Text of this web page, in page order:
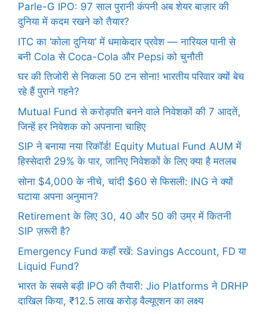
Parle-G IPO: 97 साल पुरानी कंपनी अब शेयर बाज़ार की
दुनिया में कदम रखने को तैयार?
ITC का ‘कोला दुनिया’ में धमाकेदार प्रवेश — नारियल पानी से
बनी Cola से Coca-Cola और Pepsi को चुनौती
घर की तिजोरी से निकला 50 टन सोना! भारतीय परिवार क्यों बेच
रहे हैं पुराने गहने?
Mutual Fund से करोड़पति बनने वाले निवेशकों की 7 आदतें,
जिन्हें हर निवेशक को अपनाना चाहिए
SIP ने बनाया नया रिकॉर्ड! Equity Mutual Fund AUM में
हिस्सेदारी 29% के पार, जानिए निवेशकों के लिए क्या है मतलब
सोना $4,000 के नीचे, चांदी $60 से फिसली: ING ने क्यों
घटाया अपना अनुमान?
Retirement के लिए 30, 40 और 50 की उम्र में कितनी
SIP ज़रूरी है?
Emergency Fund कहाँ रखें: Savings Account, FD या
Liquid Fund?
भारत के सबसे बड़ी IPO की तैयारी: Jio Platforms ने DRHP
दाखिल किया, ₹12.5 लाख करोड़ वैल्यूएशन का लक्ष्य